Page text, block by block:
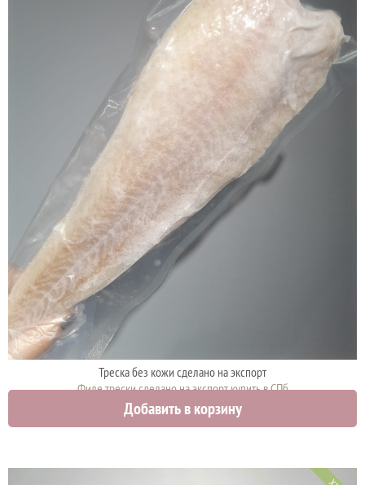
Треска без кожи сделано на экспорт
Филе трески сделано на экспорт купить в СПб
12500 руб.
Добавить в корзину